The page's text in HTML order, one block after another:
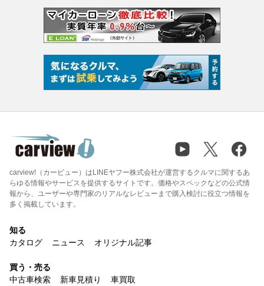
carview!（カービュー）はLINEヤフー株式会社が運営するクルマに関するあ
らゆる情報やサービスを提供するサイトです。価格やスペックなどの公式情
報から、ユーザーや専門家のリアルなレビューまで購入検討に役立つ情報を
多く掲載しています。
知る
カタログ
ニュース オリジナル記事
買う・売る
中古車検索
新車見積り 車買取